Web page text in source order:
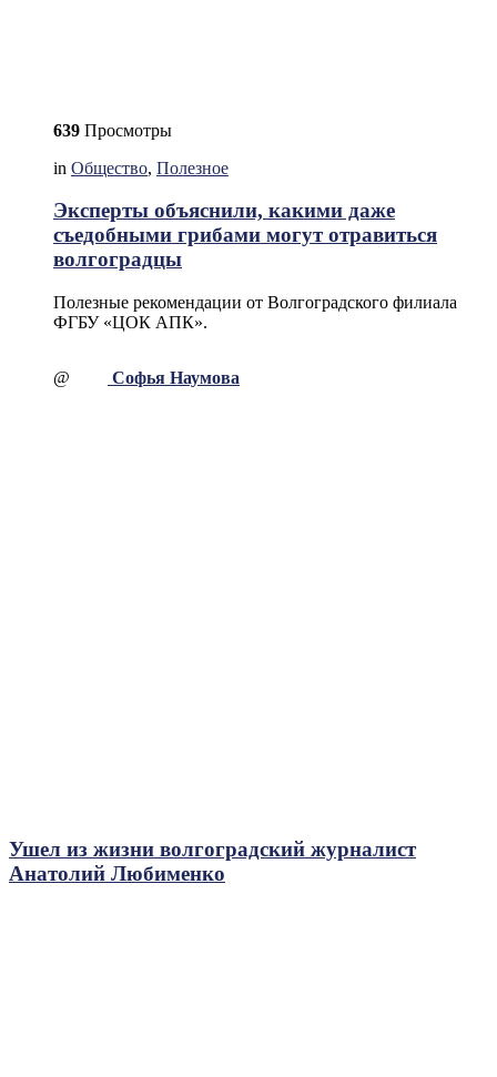
639 Просмотры
in Общество, Полезное
Эксперты объяснили, какими даже
съедобными грибами могут отравиться
волгоградцы
Полезные рекомендации от Волгоградского филиала
ФГБУ «ЦОК АПК».
@ Софья Наумова
Ушел из жизни волгоградский журналист
Анатолий Любименко